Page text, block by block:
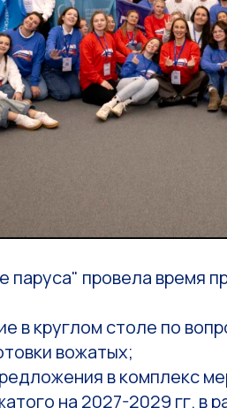
провела время
в круглом столе по
вожатых;
в комплекс
на 2027-2029 гг. в